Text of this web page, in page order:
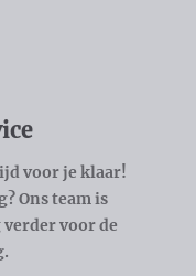
voor je klaar!
Ons team is
voor de